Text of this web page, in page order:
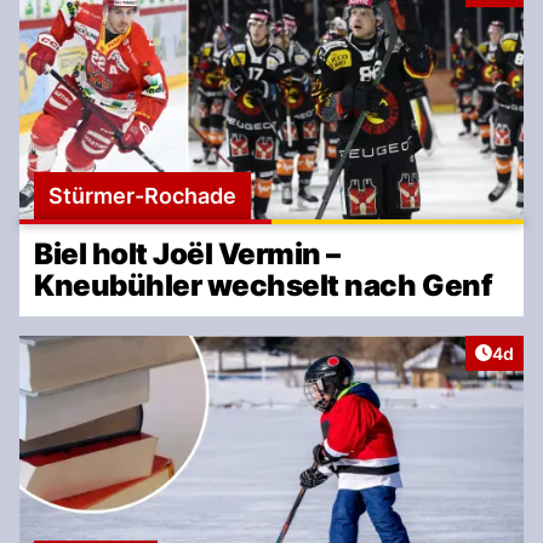
Stürmer-Rochade
Biel holt Joël Vermin –
Kneubühler wechselt nach Genf
4d